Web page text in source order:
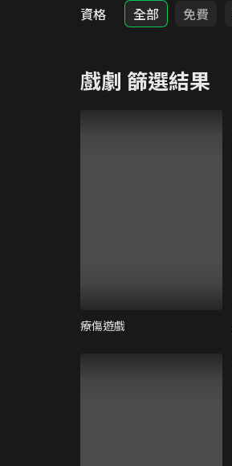
資格
全部 免費
戲劇 篩選結果
療傷遊戲